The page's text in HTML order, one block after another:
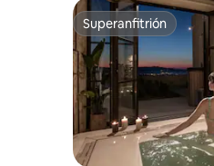
Superanfitrión
Superanfitrión